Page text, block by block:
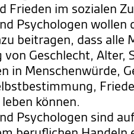
Frieden im sozialen
Psychologen wollen
beitragen, dass alle
von Geschlecht, Alter,
in Menschenwürde,
können.
Psychologen sind